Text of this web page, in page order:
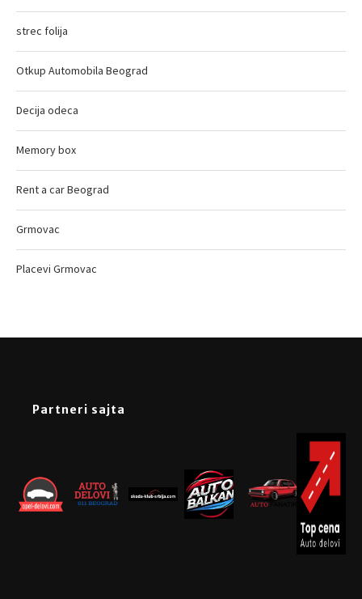
strec folija
Otkup Automobila Beograd
Decija odeca
Memory box
Rent a car Beograd
Grmovac
Placevi Grmovac
Partneri sajta